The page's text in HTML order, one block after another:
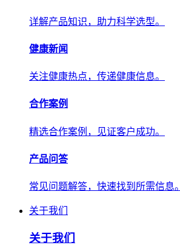
详解产品知识，助力科学选型。
健康新闻
关注健康热点，传递健康信息。
合作案例
精选合作案例，见证客户成功。
产品问答
常见问题解答，快速找到所需信息。
关于我们
关于我们